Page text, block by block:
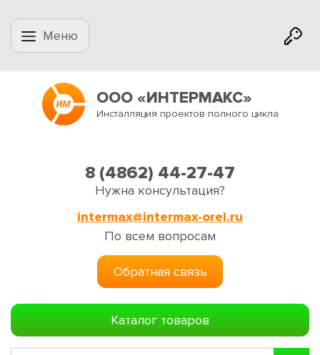
Меню
ООО «ИНТЕРМАКС»
Инсталляция проектов полного цикла
8 (4862) 44-27-47
Нужна консультация?
intermax@intermax-orel.ru
По всем вопросам
Обратная связь
Каталог товаров